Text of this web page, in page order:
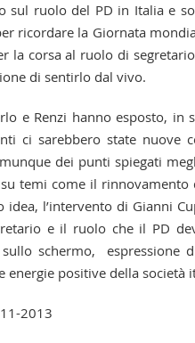
sul ruolo del PD in Italia e
ricordare la Giornata
la corsa al ruolo di
di sentirlo dal vivo.
e Renzi hanno esposto, in
ci sarebbero state nuove
dei punti spiegati
temi come il
idea, l’intervento di Gianni
e il ruolo che il PD
sullo schermo,
energie positive della società
2013